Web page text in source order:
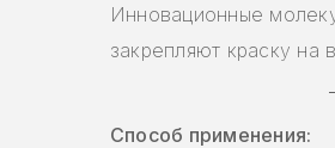
Инновационные
закрепляют краску на
Способ применения: